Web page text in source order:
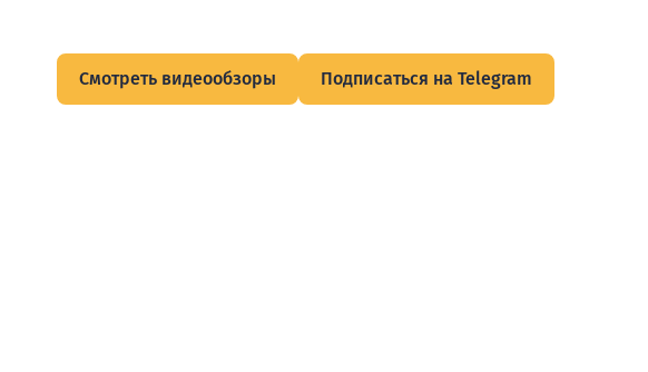
Смотреть видеообзоры Подписаться на Telegram